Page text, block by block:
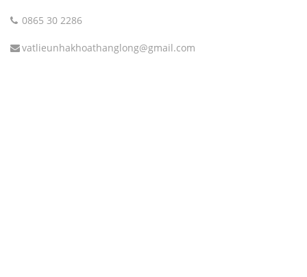
0865 30 2286
vatlieunhakhoathanglong@gmail.com